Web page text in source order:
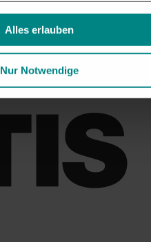
Alles erlauben
Nur Notwendige